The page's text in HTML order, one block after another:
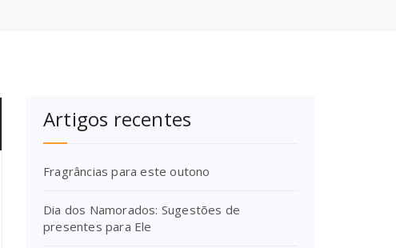
Artigos recentes
Fragrâncias para este outono
Dia dos Namorados: Sugestões de
presentes para Ele